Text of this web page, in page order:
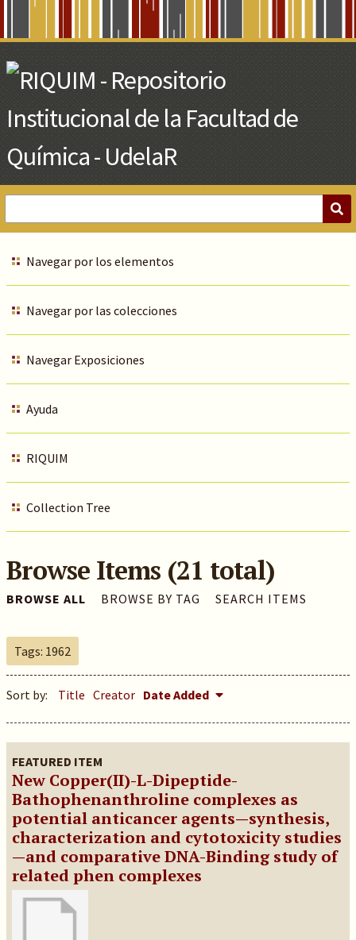
Main
Content
Navegar por los elementos
Navegar por las colecciones
Navegar Exposiciones
Ayuda
RIQUIM
Collection Tree
Browse Items (21 total)
BROWSE ALL BROWSE BY TAG SEARCH ITEMS
Tags: 1962
Sort by: Title Creator Date Added
FEATURED ITEM
New Copper(II)-L-Dipeptide-
Bathophenanthroline complexes as
potential anticancer agents—synthesis,
characterization and cytotoxicity studies
—and comparative DNA-Binding study of
related phen complexes